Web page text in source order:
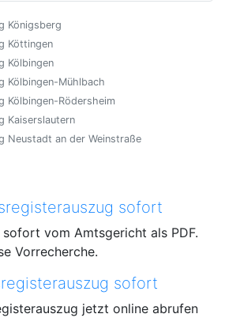
Königsberg
Köttingen
Kölbingen
Kölbingen-Mühlbach
Kölbingen-Rödersheim
Kaiserslautern
Neustadt an der Weinstraße
sofort
sofort vom Amtsgericht als PDF.
Vorrecherche.
sofort
jetzt online abrufen